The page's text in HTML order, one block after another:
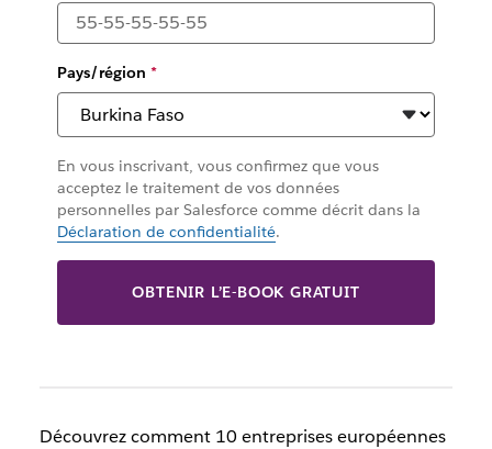
Pays/région *
En vous inscrivant, vous confirmez que vous
acceptez le traitement de vos données
personnelles par Salesforce comme décrit dans la
Déclaration de confidentialité.
OBTENIR L’E-BOOK GRATUIT
Découvrez comment 10 entreprises européennes